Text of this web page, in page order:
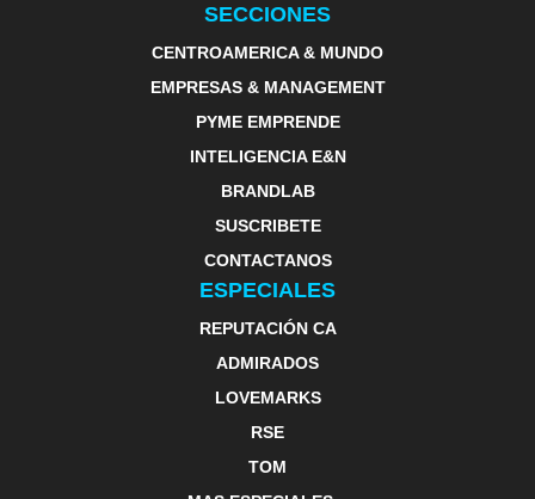
SECCIONES
CENTROAMERICA & MUNDO
EMPRESAS & MANAGEMENT
PYME EMPRENDE
INTELIGENCIA E&N
BRANDLAB
SUSCRIBETE
CONTACTANOS
ESPECIALES
REPUTACIÓN CA
ADMIRADOS
LOVEMARKS
RSE
TOM